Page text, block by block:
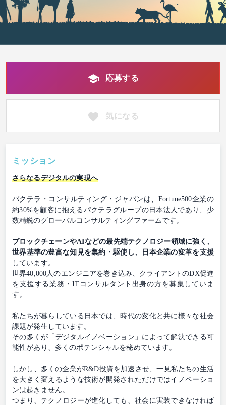
応募する
気になる
ミッション
さらなるデジタルの実現へ
パクテラ・コンサルティング・ジャパンは、Fortune500企業の
約30%を顧客に抱えるパクテラグループの日本法人であり、少
数精鋭のグローバルコンサルティングファームです。
ブロックチェーンやAIなどの最先端テクノロジー領域に強く、
世界基準の豊富な知見を集約・駆使し、日本企業の変革を支援
しています。
世界40,000人のエンジニアを巻き込み、クライアントのDX促進
を支援する業務・ITコンサルタント出身の方を募集していま
す。
私たちが暮らしている日本では、時代の変化と共に様々な社会
課題が発生しています。
その多くが「デジタルイノベーション」によって解決できる可
能性があり、多くのポテンシャルを秘めています。
しかし、多くの企業がR&D投資を加速させ、一見私たちの生活
を大きく変えるような技術が開発されただけではイノベーショ
ンは起きません。
つまり、テクノロジーが進化しても、社会に実装できなければ